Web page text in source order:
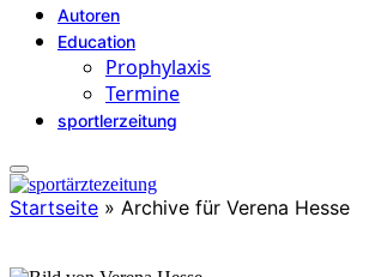
Autoren
Education
Prophylaxis
Termine
sportlerzeitung
Startseite » Archive für Verena Hesse